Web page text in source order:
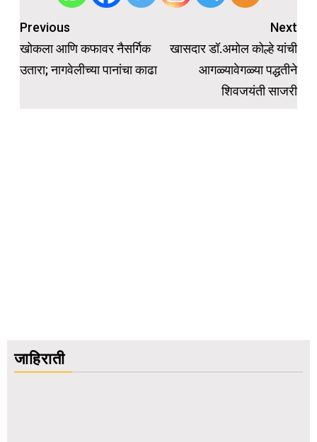
Post
navigation
Previous
खोकला आणि कफावर नैसर्गिक
उतारा; नागवेलीच्या पानांचा काढा
Next
खासदार डॉ.अमोल कोल्हे यांची
आगळ्यावेगळ्या पद्धतीने
शिवजयंती साजरी
जाहिराती